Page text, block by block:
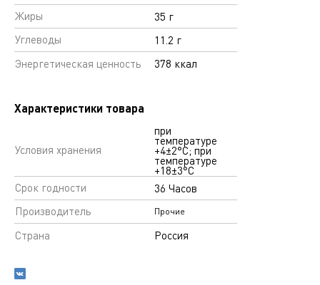
Жиры
35 г
Углеводы
11.2 г
Энергетическая ценность
378 ккал
Характеристики товара
Условия хранения
при
температуре
+4±2°С; при
температуре
+18±3°С
Срок годности
36 Часов
Производитель
Прочие
Страна Россия